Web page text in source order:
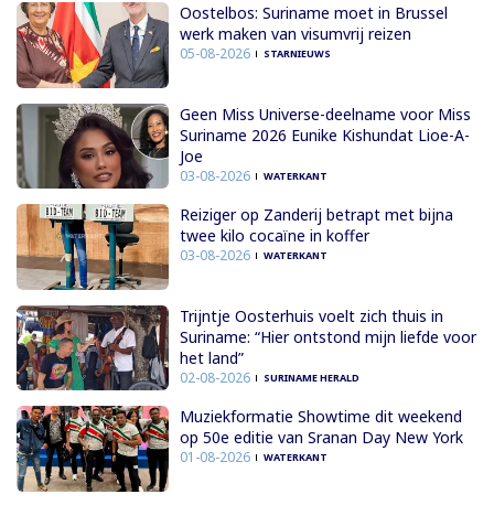
Oostelbos: Suriname moet in Brussel
werk maken van visumvrij reizen
05-08-2026 STARNIEUWS
Geen Miss Universe-deelname voor Miss
Suriname 2026 Eunike Kishundat Lioe-A-
Joe
03-08-2026 WATERKANT
Reiziger op Zanderij betrapt met bijna
twee kilo cocaïne in koffer
03-08-2026 WATERKANT
Trijntje Oosterhuis voelt zich thuis in
Suriname: “Hier ontstond mijn liefde voor
het land”
02-08-2026 SURINAME HERALD
Muziekformatie Showtime dit weekend
op 50e editie van Sranan Day New York
01-08-2026 WATERKANT